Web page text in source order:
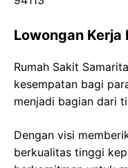
Lowongan Kerja
Rumah Sakit
kesempatan bagi
menjadi bagian dari
Dengan visi
berkualitas tinggi